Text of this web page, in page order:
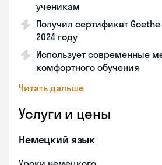
ученикам
Получил сертификат
2024 году
Использует современные
комфортного обучения
Читать дальше
Услуги и цены
Немецкий язык